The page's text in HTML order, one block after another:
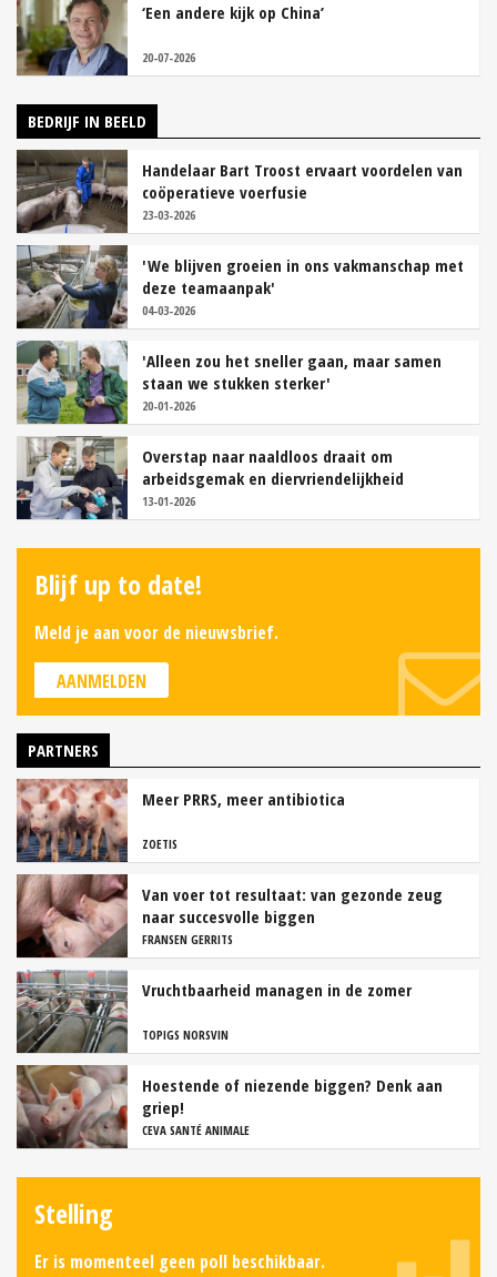
‘Een andere kijk op China’
20-07-2026
BEDRIJF IN BEELD
Handelaar Bart Troost ervaart voordelen van
coöperatieve voerfusie
23-03-2026
'We blijven groeien in ons vakmanschap met
deze teamaanpak'
04-03-2026
'Alleen zou het sneller gaan, maar samen
staan we stukken sterker'
20-01-2026
Overstap naar naaldloos draait om
arbeidsgemak en diervriendelijkheid
13-01-2026
Blijf up to date!
Meld je aan voor de nieuwsbrief.
AANMELDEN
PARTNERS
Meer PRRS, meer antibiotica
ZOETIS
Van voer tot resultaat: van gezonde zeug
naar succesvolle biggen
FRANSEN GERRITS
Vruchtbaarheid managen in de zomer
TOPIGS NORSVIN
Hoestende of niezende biggen? Denk aan
griep!
CEVA SANTÉ ANIMALE
Stelling
Er is momenteel geen poll beschikbaar.